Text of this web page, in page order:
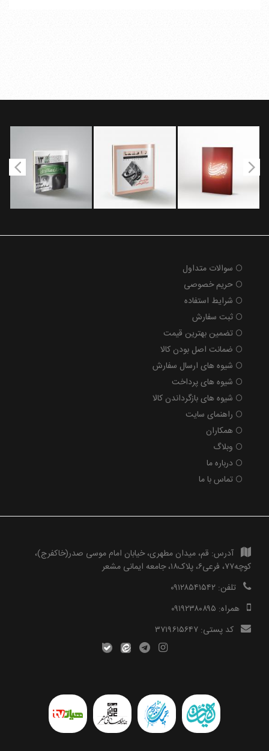
سوالات متداول
حریم خصوصی
شرایط استفاده
ثبت سفارش
تضمین بهترین قیمت
ضمانت اصل بودن کالا
شیوه های ارسال سفارش
شیوه های پرداخت
شیوه های بازگرداندن کالا
راهنمای سایت
همکاران
وبلاگ
درباره ما
تماس با ما
آدرس: قم، میدان مطهری، خیابان امام موسی صدر(خاکفرج)،
کوچه۷۷، فرعی۶، پلاک۱۸، جامعه ایمانی مشعر
تلفن: ۰۹۱۲۸۵۴۱۵۴۲
همراه: ۰۹۱۹۲۳۸۰۸۹۵
کد پستی: ۳۷۱۹۶۱۵۶۴۷